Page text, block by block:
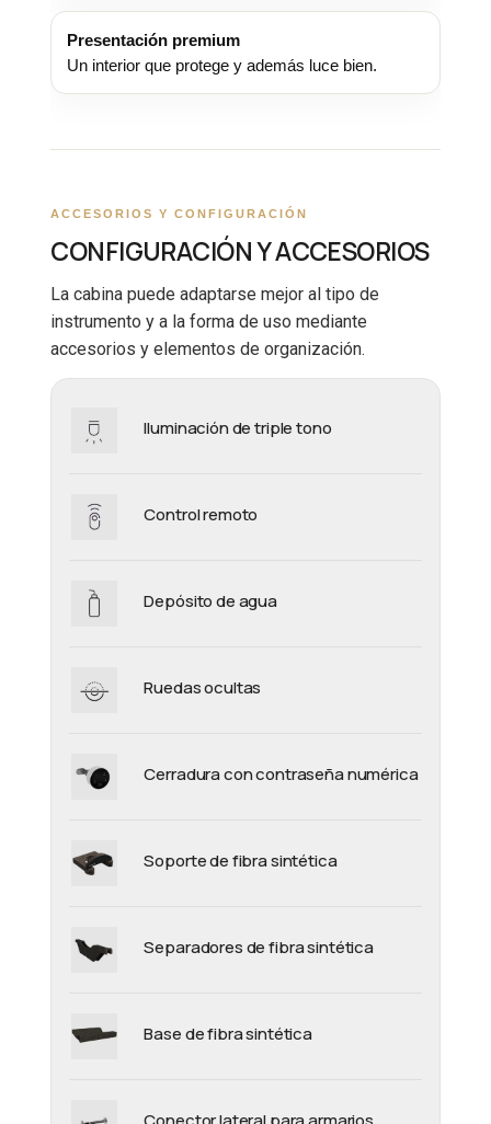
Presentación premium
Un interior que protege y además luce bien.
ACCESORIOS Y CONFIGURACIÓN
CONFIGURACIÓN Y ACCESORIOS
La cabina puede adaptarse mejor al tipo de
instrumento y a la forma de uso mediante
accesorios y elementos de organización.
Iluminación de triple tono
Control remoto
Depósito de agua
Ruedas ocultas
Cerradura con contraseña numérica
Soporte de fibra sintética
Separadores de fibra sintética
Base de fibra sintética